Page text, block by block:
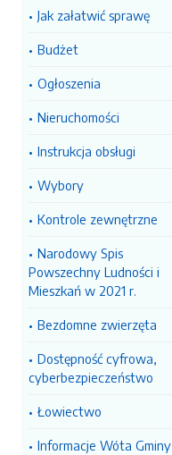
Jak załatwić sprawę
Budżet
Ogłoszenia
Nieruchomości
Instrukcja obsługi
Wybory
Kontrole zewnętrzne
Narodowy Spis
Powszechny Ludności i
Mieszkań w 2021 r.
Bezdomne zwierzęta
Dostępność cyfrowa,
cyberbezpieczeństwo
Łowiectwo
Informacje Wóta Gminy